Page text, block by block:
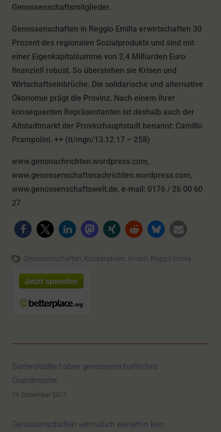
Genossenschaftsmitglieder.
Genossenschaften in Reggio Emilia erwirtschaften 30
Prozent des regionalen Sozialprodukts und sind mit
einer Eigenkapitalsumme von 2,4 Milliarden Euro
finanziell robust. So überstehen sie Krisen und
Wirtschaftseinbrüche. Die solidarische und alternative
Ökonomie prägt die Provinz. Nach einem ihrer
konsequenten Repräsentanten ist deshalb auch der
Altstadtmarkt der Provinzhauptstadt benannt: Camillo
Prampolini. ++ (it/mgn/13.12.17 – 258)
www.genonachrichten.wordpress.com,
www.genossenschaftsnachrichten.wordpress.com,
www.genossenschaftswelt.de, e-mail: 0176 / 26 00 60
27
Genossenschaften, Kooperativen, Krisen, Reggio Emilia
Gartenstädte haben genossenschaftliches
Grundmuster
19. Dezember 2017
Genossenschaften vermutlich weiterhin kein